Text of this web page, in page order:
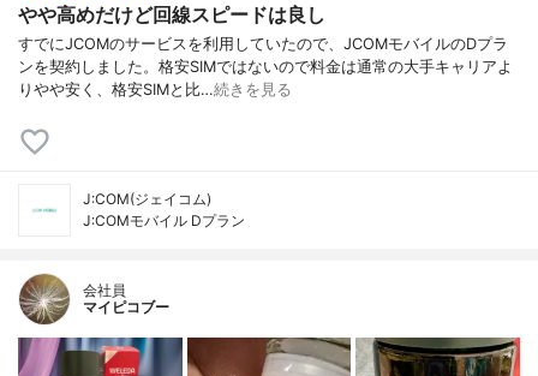
やや高めだけど回線スピードは良し
すでにJCOMのサービスを利用していたので、JCOMモバイルのDプラ
ンを契約しました。格安SIMではないので料金は通常の大手キャリアよ
りやや安く、格安SIMと比…続きを見る
J:COM(ジェイコム)
J:COMモバイル Dプラン
会社員
マイピコブー